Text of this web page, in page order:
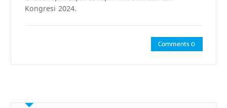
Kongresi 2024.
Comments 0